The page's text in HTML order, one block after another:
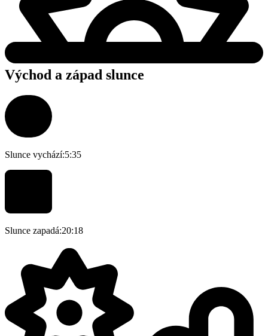
Východ a západ slunce
Slunce vychází:5:35
Slunce zapadá:20:18